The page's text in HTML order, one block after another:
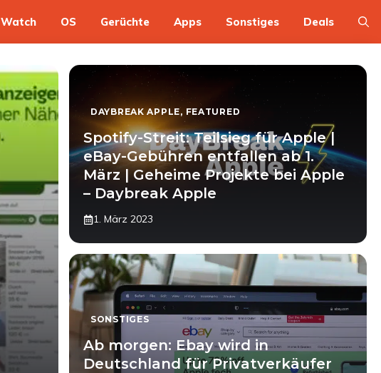
Watch OS Gerüchte Apps Sonstiges Deals
DAYBREAK APPLE, FEATURED
Spotify-Streit: Teilsieg für Apple |
eBay-Gebühren entfallen ab 1.
März | Geheime Projekte bei Apple
– Daybreak Apple
1. März 2023
SONSTIGES
Ab morgen: Ebay wird in
Deutschland für Privatverkäufer